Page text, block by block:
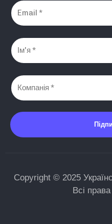
Copyright © 2025
Всі